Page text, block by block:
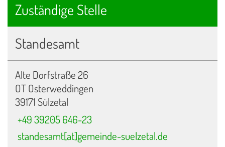
Zuständige Stelle
Standesamt
Alte Dorfstraße 26
OT Osterweddingen
39171 Sülzetal
+49 39205 646-23
standesamt[at]gemeinde-suelzetal.de